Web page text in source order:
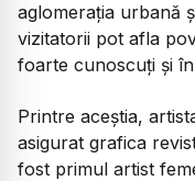
aglomerația urbană
vizitatorii pot afla
foarte cunoscuți și
Printre aceștia,
asigurat grafica
fost primul artist